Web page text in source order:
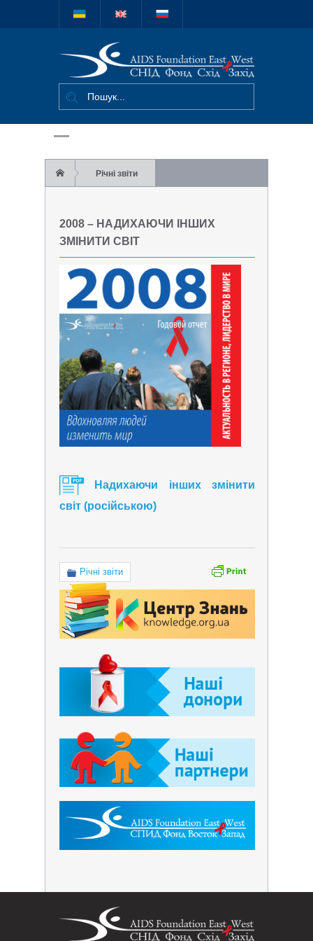
Міжнародний
благодійний
фонд "СНІД
Захід"
Річні звіти
2008 – НАДИХАЮЧИ ІНШИХ
ЗМІНИТИ СВІТ
Надихаючи інших змінити
світ (російською)
Річні звіти